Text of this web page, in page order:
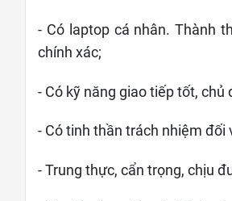
- Có laptop cá nhân. Thành
chính xác;
- Có kỹ năng giao tiếp tốt,
- Có tinh thần trách nhiệm đối
- Trung thực, cẩn trọng, chịu